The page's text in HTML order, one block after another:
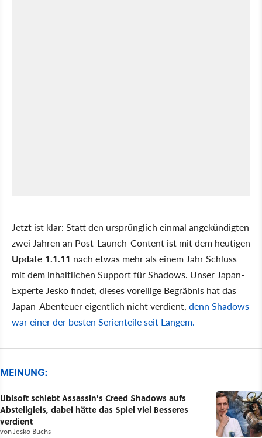
Jetzt ist klar: Statt den ursprünglich einmal angekündigten
zwei Jahren an Post-Launch-Content ist mit dem heutigen
Update 1.1.11 nach etwas mehr als einem Jahr Schluss
mit dem inhaltlichen Support für Shadows. Unser Japan-
Experte Jesko findet, dieses voreilige Begräbnis hat das
Japan-Abenteuer eigentlich nicht verdient, denn Shadows
war einer der besten Serienteile seit Langem.
MEINUNG:
Ubisoft schiebt Assassin's Creed Shadows aufs
Abstellgleis, dabei hätte das Spiel viel Besseres
verdient
vonJesko Buchs